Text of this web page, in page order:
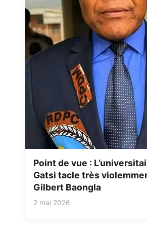
Point de vue :
Gatsi tacle très
Gilbert Baongla
2 mai 2026